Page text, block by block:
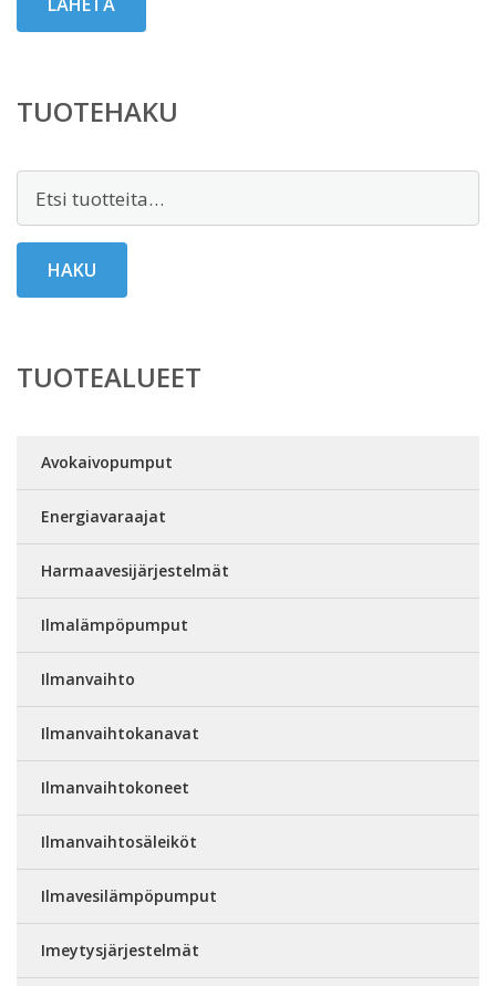
TUOTEHAKU
HAKU
TUOTEALUEET
Avokaivopumput
Energiavaraajat
Harmaavesijärjestelmät
Ilmalämpöpumput
Ilmanvaihto
Ilmanvaihtokanavat
Ilmanvaihtokoneet
Ilmanvaihtosäleiköt
Ilmavesilämpöpumput
Imeytysjärjestelmät